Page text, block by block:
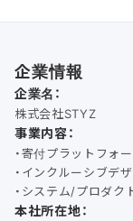
企業情報
企業名：
株式会社STYZ
事業内容：
・寄付プラットフォ
・インクルーシブデ
・システム/プロダク
本社所在地：